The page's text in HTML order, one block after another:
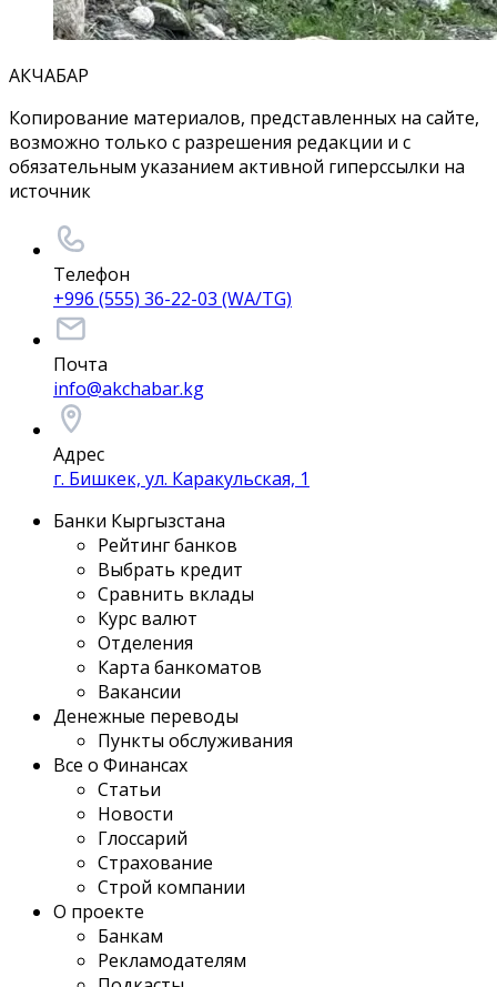
АКЧАБАР
Копирование материалов, представленных на сайте,
возможно только с разрешения редакции и с
обязательным указанием активной гиперссылки на
источник
Телефон
+996 (555) 36-22-03 (WA/TG)
Почта
info@akchabar.kg
Адрес
г. Бишкек, ул. Каракульская, 1
Банки Кыргызстана
Рейтинг банков
Выбрать кредит
Сравнить вклады
Курс валют
Отделения
Карта банкоматов
Вакансии
Денежные переводы
Пункты обслуживания
Все о Финансах
Статьи
Новости
Глоссарий
Страхование
Строй компании
О проекте
Банкам
Рекламодателям